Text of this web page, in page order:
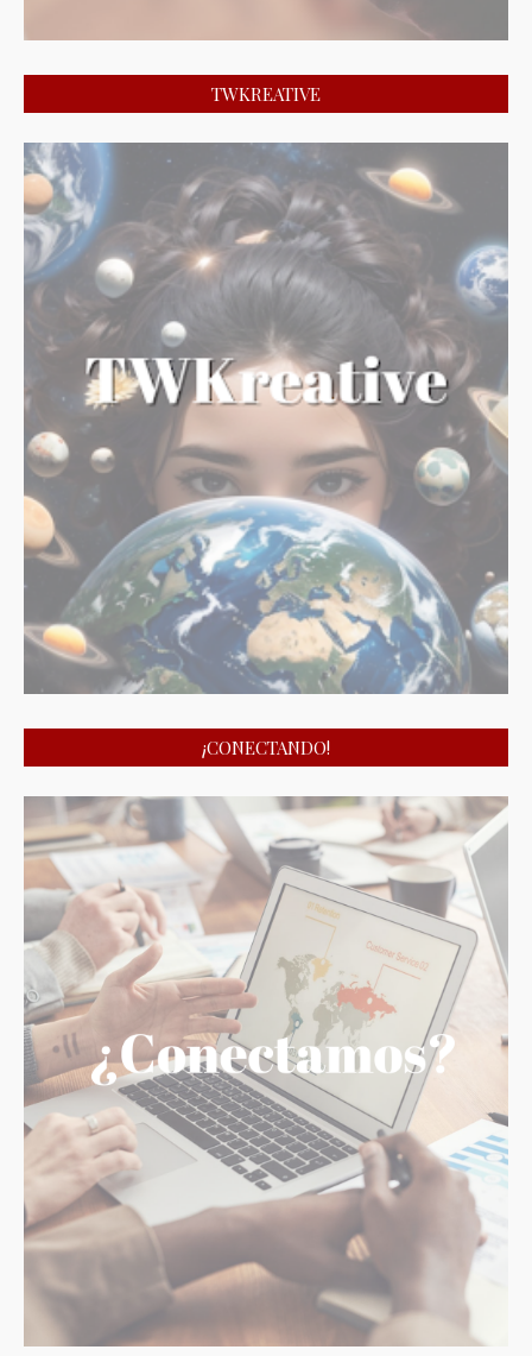
TWKREATIVE
¡CONECTANDO!